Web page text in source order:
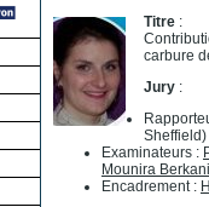
Titre :
carbure
Jury :
Examinateurs :
Mounira Berkani
Encadrement :